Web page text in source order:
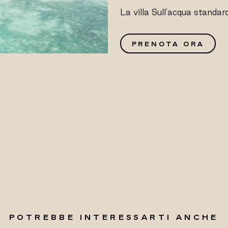
La villa Sull'acqua
PRENOTA ORA
POTREBBE INTERESSARTI ANCHE